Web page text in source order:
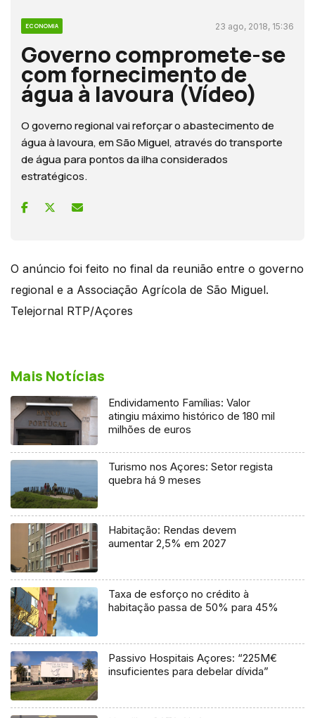
ECONOMIA 23 ago, 2018, 15:36
Governo compromete-se
com fornecimento de
água à lavoura (Vídeo)
O governo regional vai reforçar o abastecimento de
água à lavoura, em São Miguel, através do transporte
de água para pontos da ilha considerados
estratégicos.
O anúncio foi feito no final da reunião entre o governo
regional e a Associação Agrícola de São Miguel.
Telejornal RTP/Açores
Mais Notícias
Endividamento Famílias: Valor
atingiu máximo histórico de 180 mil
milhões de euros
Turismo nos Açores: Setor regista
quebra há 9 meses
Habitação: Rendas devem
aumentar 2,5% em 2027
Taxa de esforço no crédito à
habitação passa de 50% para 45%
Passivo Hospitais Açores: “225M€
insuficientes para debelar dívida”